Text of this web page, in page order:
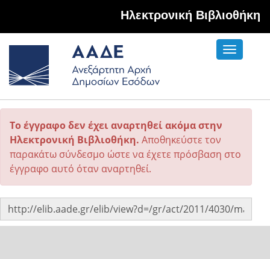
Hλεκτρονική Βιβλιοθήκη
Toggle
Το έγγραφο δεν έχει αναρτηθεί ακόμα στην
Ηλεκτρονική Βιβλιοθήκη. Αποθηκεύστε τον
παρακάτω σύνδεσμο ώστε να έχετε πρόσβαση στο
έγγραφο αυτό όταν αναρτηθεί.